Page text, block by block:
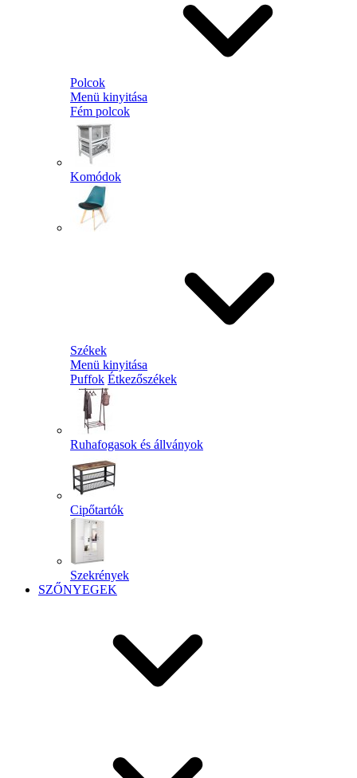
Polcok
Menü kinyitása
Fém polcok
Komódok
Székek
Menü kinyitása
Puffok Étkezőszékek
Ruhafogasok és állványok
Cipőtartók
Szekrények
SZŐNYEGEK